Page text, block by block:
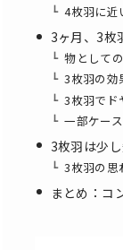
4枚羽に近
3ヶ月、3枚
物として
3枚羽の
3枚羽でド
一部ケー
3枚羽は少
3枚羽の思
まとめ：コ